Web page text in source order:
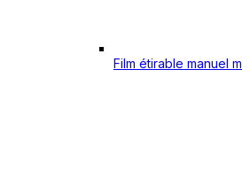
Film étirable manuel